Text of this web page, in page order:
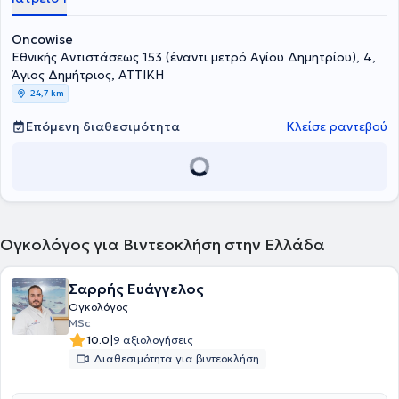
Oncowise
Εθνικής Αντιστάσεως 153 (έναντι μετρό Αγίου Δημητρίου), 4,
Άγιος Δημήτριος, ΑΤΤΙΚΗ
24,7 km
Επόμενη διαθεσιμότητα Κλείσε ραντεβού
Ογκολόγος για Βιντεοκλήση στην Ελλάδα
Σαρρής Ευάγγελος
Ογκολόγος
MSc
10.0|9 αξιολογήσεις
Διαθεσιμότητα για βιντεοκλήση